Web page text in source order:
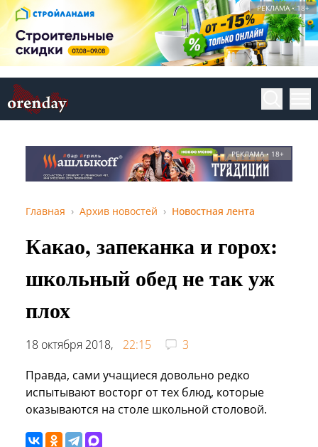
РЕКЛАМА • 18+
РЕКЛАМА • 18+
Главная Архив новостей Новостная лента
Какао, запеканка и горох:
школьный обед не так уж
плох
18 октября 2018, 22:15
3
Правда, сами учащиеся довольно редко
испытывают восторг от тех блюд, которые
оказываются на столе школьной столовой.